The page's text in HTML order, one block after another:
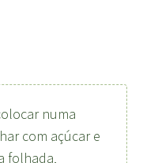
numa
com açúcar e
folhada,